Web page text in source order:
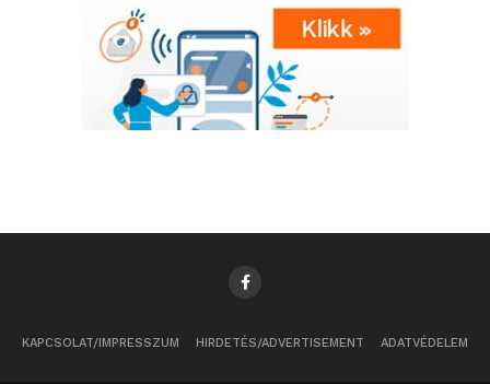
KAPCSOLAT/IMPRESSZUM HIRDETÉS/ADVERTISEMENT ADATVÉDELEM